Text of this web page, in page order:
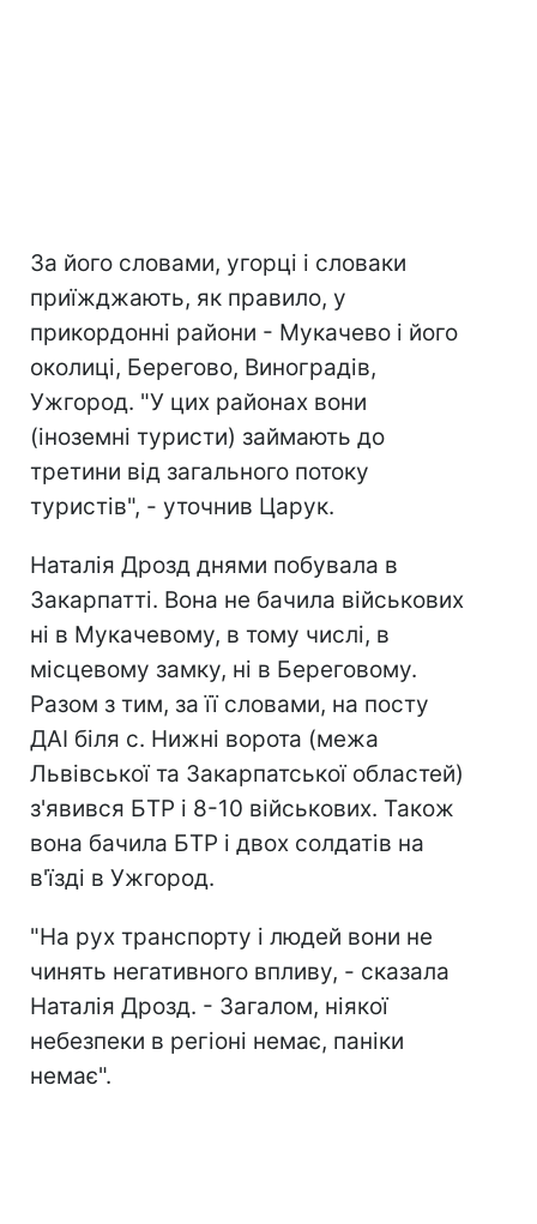
За його словами, угорці і словаки
приїжджають, як правило, у
прикордонні райони - Мукачево і його
околиці, Берегово, Виноградів,
Ужгород. "У цих районах вони
(іноземні туристи) займають до
третини від загального потоку
туристів", - уточнив Царук.
Наталія Дрозд днями побувала в
Закарпатті. Вона не бачила військових
ні в Мукачевому, в тому числі, в
місцевому замку, ні в Береговому.
Разом з тим, за її словами, на посту
ДАІ біля с. Нижні ворота (межа
Львівської та Закарпатської областей)
з'явився БТР і 8-10 військових. Також
вона бачила БТР і двох солдатів на
в'їзді в Ужгород.
"На рух транспорту і людей вони не
чинять негативного впливу, - сказала
Наталія Дрозд. - Загалом, ніякої
небезпеки в регіоні немає, паніки
немає".